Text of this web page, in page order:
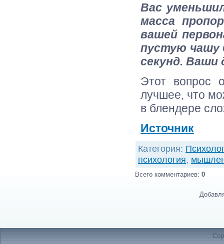
Вас
масса
вашей
пустую чашу
секунд. Ваши
Этот вопрос
лучшее, что
в блендере
Источник
Категория:
психология,
Всего комментариев: 0